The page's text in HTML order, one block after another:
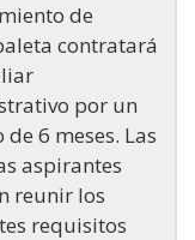
de
contratará
por un
6 meses. Las
aspirantes
reunir los
requisitos